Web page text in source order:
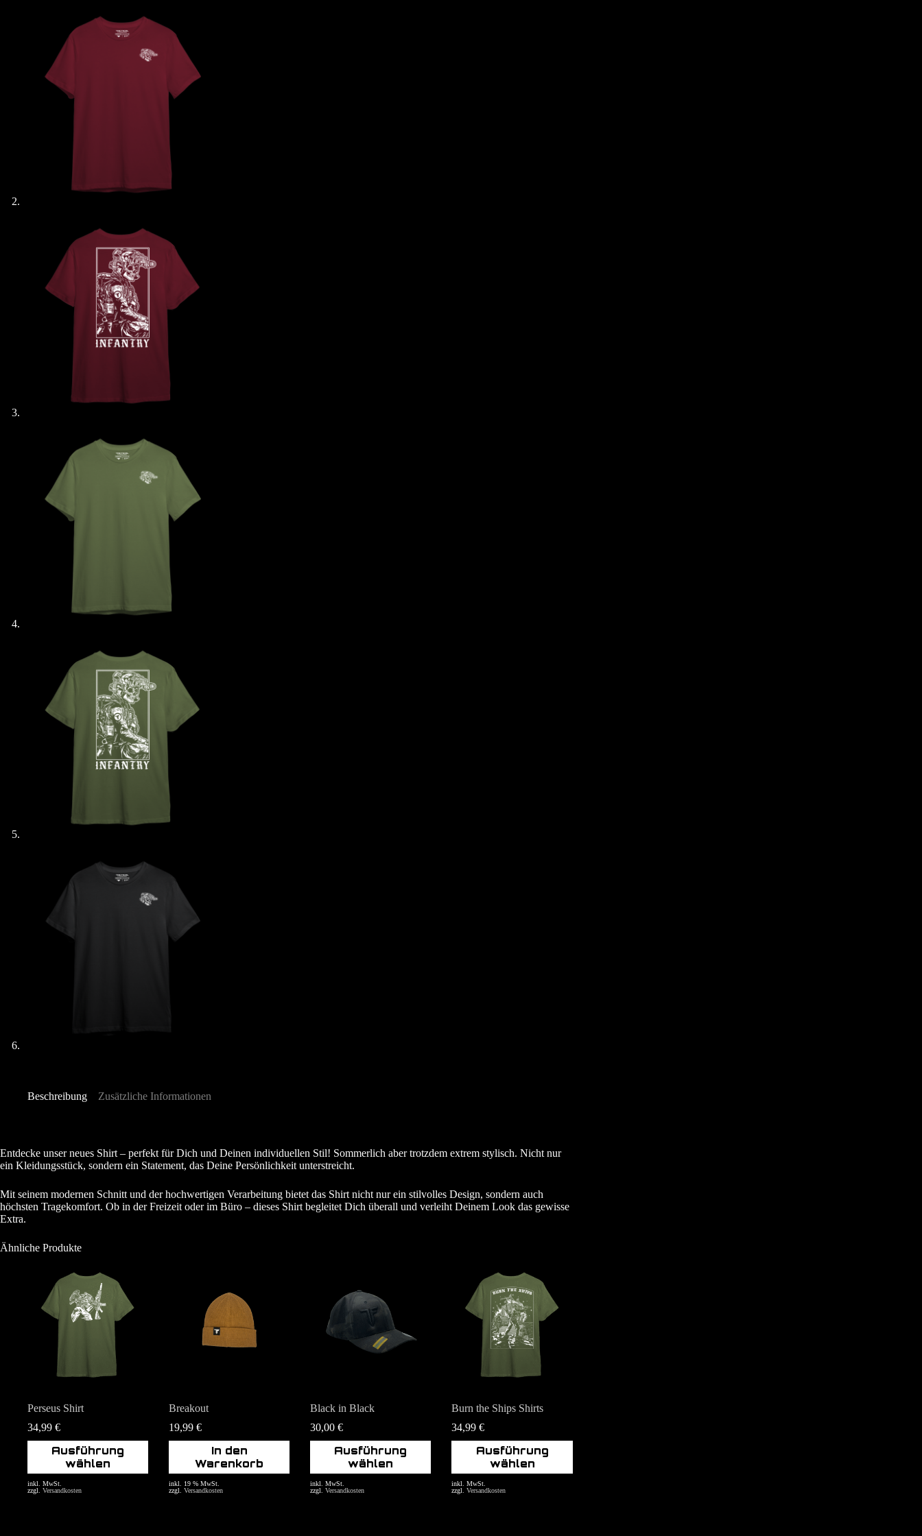
Beschreibung Zusätzliche Informationen
Entdecke unser neues Shirt – perfekt für Dich und Deinen individuellen Stil! Sommerlich aber trotzdem extrem stylisch. Nicht nur
ein Kleidungsstück, sondern ein Statement, das Deine Persönlichkeit unterstreicht.
Mit seinem modernen Schnitt und der hochwertigen Verarbeitung bietet das Shirt nicht nur ein stilvolles Design, sondern auch
höchsten Tragekomfort. Ob in der Freizeit oder im Büro – dieses Shirt begleitet Dich überall und verleiht Deinem Look das gewisse
Extra.
Ähnliche Produkte
Perseus Shirt
34,99 €
Ausführung
wählen
Dieses
Produkt
mehrere
Varianten
inkl. MwSt.
zzgl. Versandkosten
Breakout
19,99€
In den
Warenkorb
inkl. 19 % MwSt.
zzgl.Versandkosten
Black in Black
30,00€
Ausführung
wählen
Dieses
Produkt
mehrere
Varianten
inkl. MwSt.
zzgl.Versandkosten
Burn the Ships Shirts
34,99€
Ausführung
wählen
Dieses
Produkt
mehrere
Varianten
inkl. MwSt.
zzgl.Versandkosten